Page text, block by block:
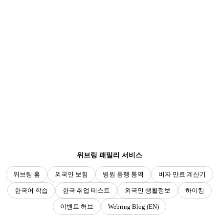
위브링 패밀리 서비스
위브링 홈 외국인 보험 병원 동행 통역 비자 만료 계산기
한국어 학습 한국 취업 테스트 외국인 생활정보 하이킹
이벤트 허브 Webring Blog (EN)